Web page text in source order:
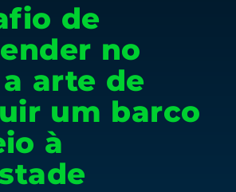
de
no
arte de
um barco
à